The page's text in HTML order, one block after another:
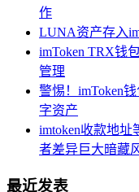
作
LUNA资产存入
imToken TRX钱
管理
警惕！imToken
字资产
imtoken收款地
者差异巨大暗藏
最近发表